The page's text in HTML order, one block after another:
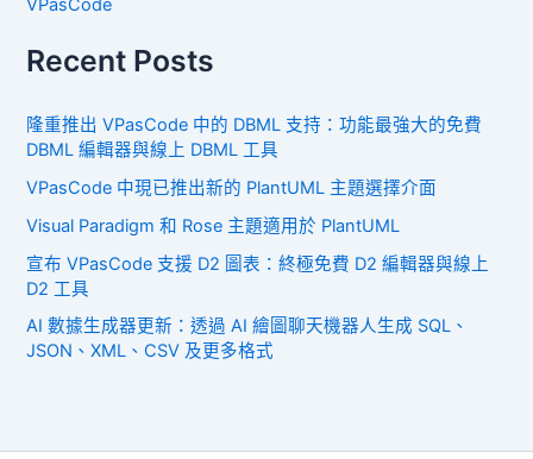
VPasCode
Recent Posts
隆重推出 VPasCode 中的 DBML 支持：功能最強大的免費
DBML 編輯器與線上 DBML 工具
VPasCode 中現已推出新的 PlantUML 主題選擇介面
Visual Paradigm 和 Rose 主題適用於 PlantUML
宣布 VPasCode 支援 D2 圖表：終極免費 D2 編輯器與線上
D2 工具
AI 數據生成器更新：透過 AI 繪圖聊天機器人生成 SQL、
JSON、XML、CSV 及更多格式